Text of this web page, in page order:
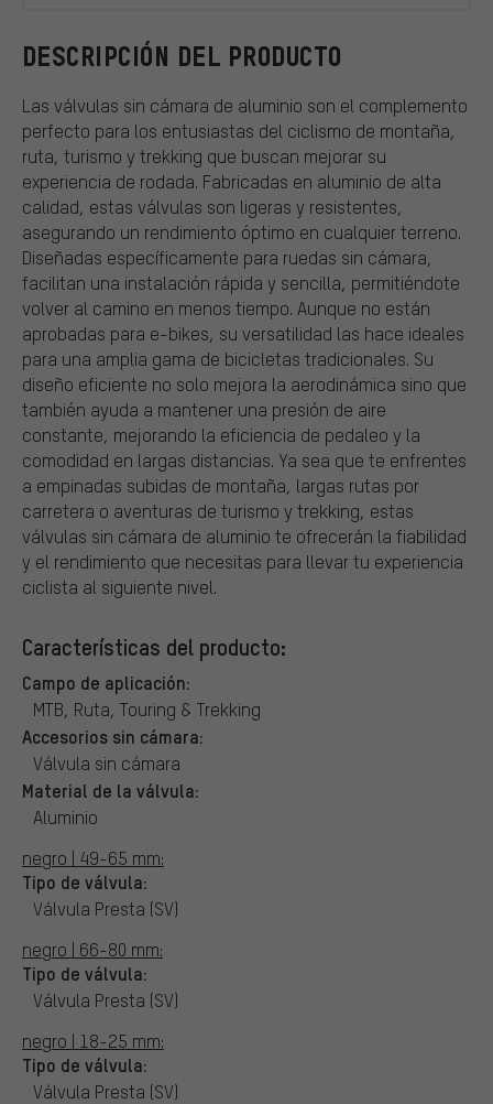
DESCRIPCIÓN DEL PRODUCTO
Las válvulas sin cámara de aluminio son el complemento
perfecto para los entusiastas del ciclismo de montaña,
ruta, turismo y trekking que buscan mejorar su
experiencia de rodada. Fabricadas en aluminio de alta
calidad, estas válvulas son ligeras y resistentes,
asegurando un rendimiento óptimo en cualquier terreno.
Diseñadas específicamente para ruedas sin cámara,
facilitan una instalación rápida y sencilla, permitiéndote
volver al camino en menos tiempo. Aunque no están
aprobadas para e-bikes, su versatilidad las hace ideales
para una amplia gama de bicicletas tradicionales. Su
diseño eficiente no solo mejora la aerodinámica sino que
también ayuda a mantener una presión de aire
constante, mejorando la eficiencia de pedaleo y la
comodidad en largas distancias. Ya sea que te enfrentes
a empinadas subidas de montaña, largas rutas por
carretera o aventuras de turismo y trekking, estas
válvulas sin cámara de aluminio te ofrecerán la fiabilidad
y el rendimiento que necesitas para llevar tu experiencia
ciclista al siguiente nivel.
Características del producto:
Campo de aplicación:
MTB, Ruta, Touring & Trekking
Accesorios sin cámara:
Válvula sin cámara
Material de la válvula:
Aluminio
negro | 49-65 mm:
Tipo de válvula:
Válvula Presta (SV)
negro | 66-80 mm:
Tipo de válvula:
Válvula Presta (SV)
negro | 18-25 mm:
Tipo de válvula:
Válvula Presta (SV)